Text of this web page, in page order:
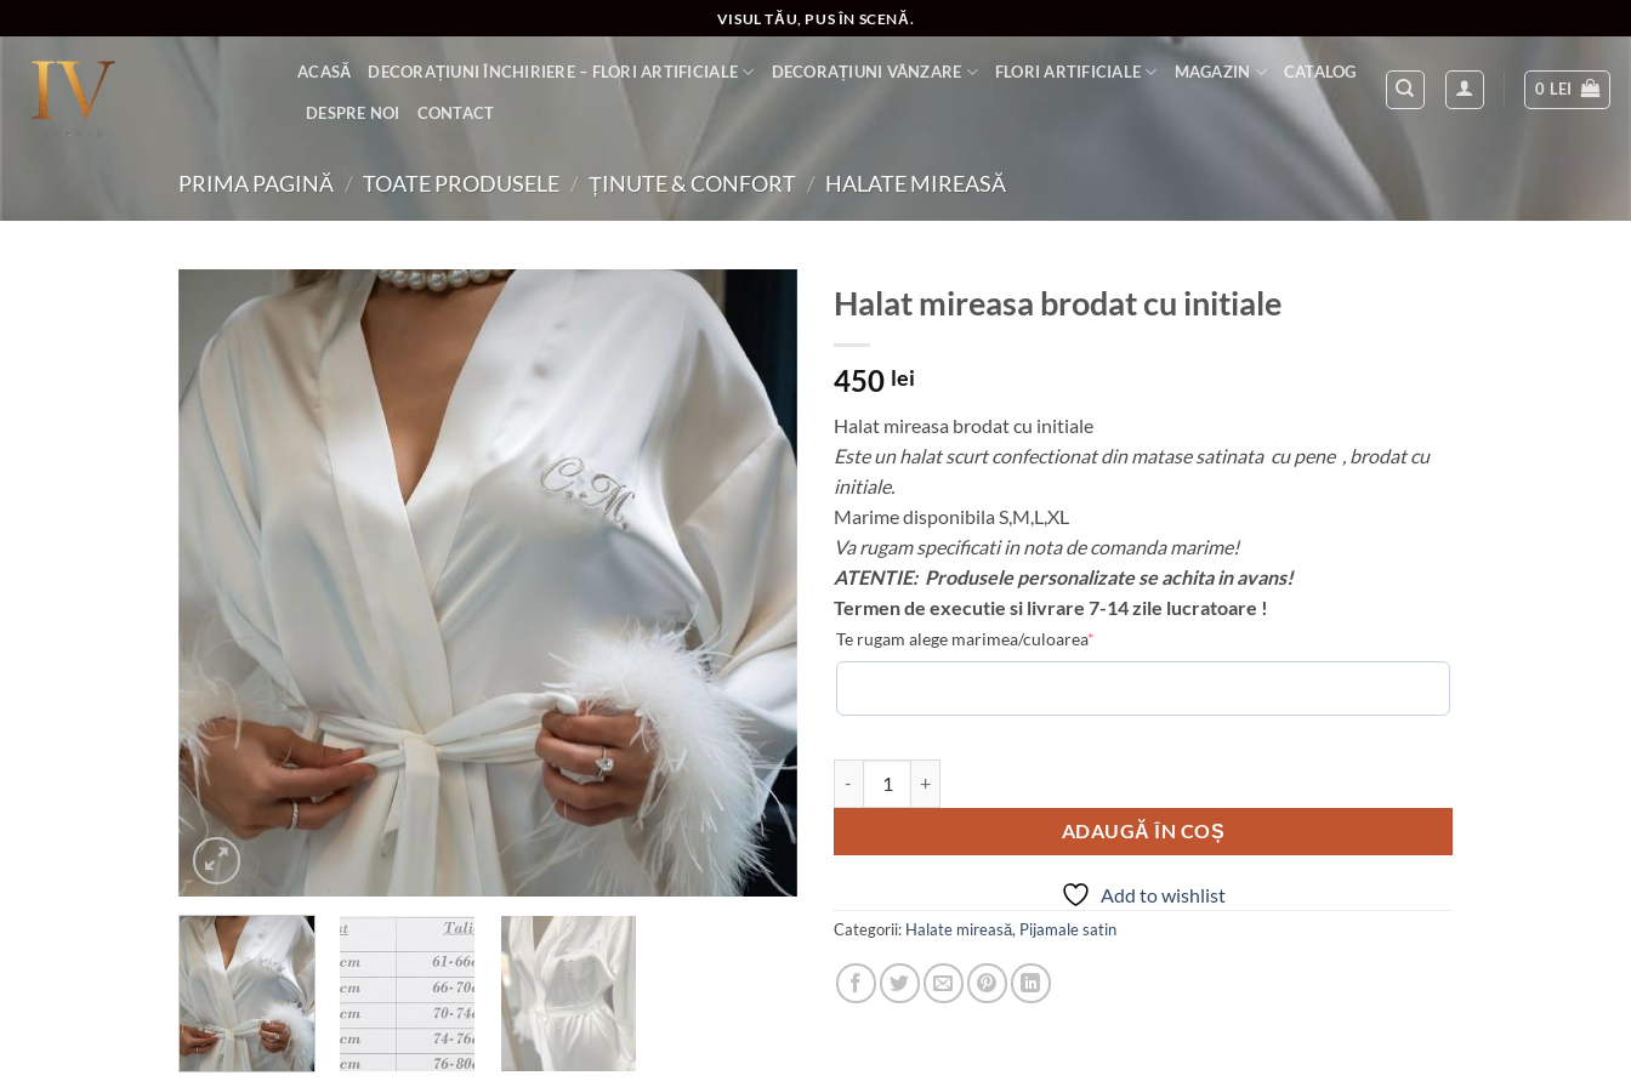
to
content
VISUL TĂU, PUS ÎN SCENĂ.
ACASĂ DECORAȚIUNI ÎNCHIRIERE – FLORI ARTIFICIALE DECORAȚIUNI VÂNZARE FLORI ARTIFICIALE MAGAZIN CATALOG
DESPRE NOI CONTACT
0 LEI
PRIMA PAGINĂ / TOATE PRODUSELE / ȚINUTE & CONFORT / HALATE MIREASĂ
Add to
wishlist
Halat mireasa brodat cu initiale
450 lei
Halat mireasa brodat cu initiale
Este un halat scurt confectionat din matase satinata cu pene , brodat cu
initiale.
Marime disponibila S,M,L,XL
Va rugam specificati in nota de comanda marime!
ATENTIE: Produsele personalizate se achita in avans!
Termen de executie si livrare 7-14 zile lucratoare !
Te rugam alege marimea/culoarea*
ADAUGĂ ÎN COȘ
Add to wishlist
Categorii: Halate mireasă, Pijamale satin